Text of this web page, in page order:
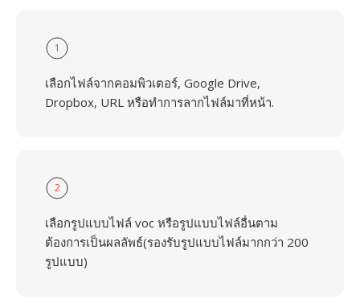
1
เลือกไฟล์จากคอมพิวเตอร์, Google Drive,
Dropbox, URL หรือทำการลากไฟล์มาที่หน้า.
2
เลือกรูปแบบไฟล์ voc หรือรูปแบบไฟล์อื่นตาม
ต้องการเป็นผลลัพธ์(รองรับรูปแบบไฟล์มากกว่า 200
รูปแบบ)